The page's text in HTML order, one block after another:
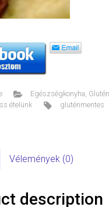
Egészségkonyha,
ételünk gluténmentes
Vélemények (0)
description